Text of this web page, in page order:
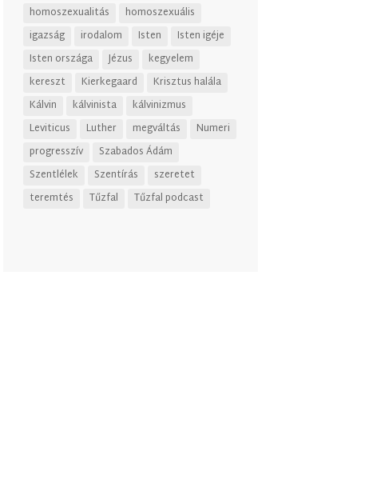
homoszexualitás
homoszexuális
igazság
irodalom Isten
Isten igéje
Isten országa
Jézus
kegyelem
kereszt
Kierkegaard
Krisztus halála
Kálvin
kálvinista
kálvinizmus
Leviticus
Luther megváltás
Numeri
progresszív
Szabados Ádám
Szentlélek
Szentírás
szeretet
teremtés
Tűzfal Tűzfal podcast